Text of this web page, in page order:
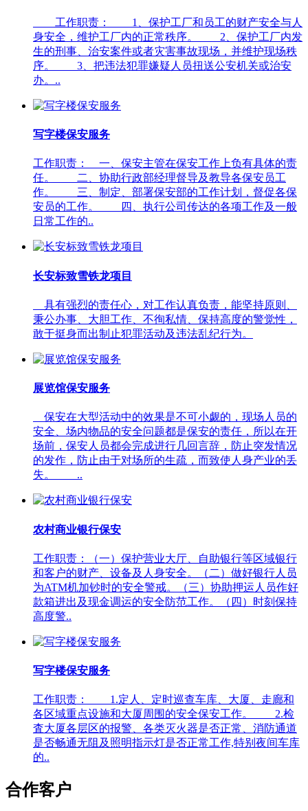
工作职责： 1、保护工厂和员工的财产安全与人
身安全，维护工厂内的正常秩序。 2、保护工厂内发
生的刑事、治安案件或者灾害事故现场，并维护现场秩
序。 3、把违法犯罪嫌疑人员扭送公安机关或治安
办。..
写字楼保安服务
工作职责： 一、保安主管在保安工作上负有具体的责
任。 二、协助行政部经理督导及教导各保安员工
作。 三、制定、部署保安部的工作计划，督促各保
安员的工作。 四、执行公司传达的各项工作及一般
日常工作的..
长安标致雪铁龙项目
具有强烈的责任心，对工作认真负责，能坚持原则、
秉公办事、大胆工作、不徇私情、保持高度的警觉性，
敢于挺身而出制止犯罪活动及违法乱纪行为。
展览馆保安服务
保安在大型活动中的效果是不可小觑的，现场人员的
安全、场内物品的安全问题都是保安的责任，所以在开
场前，保安人员都会完成进行几回言辞，防止突发情况
的发作，防止由于对场所的生疏，而致使人身产业的丢
失。 ..
农村商业银行保安
工作职责：（一）保护营业大厅、自助银行等区域银行
和客户的财产、设备及人身安全。（二）做好银行人员
为ATM机加钞时的安全警戒。（三）协助押运人员作好
款箱进出及现金调运的安全防范工作。（四）时刻保持
高度警..
写字楼保安服务
工作职责： 1.定人、定时巡查车库、大厦、走廊和
各区域重点设施和大厦周围的安全保安工作。 2.检
査大厦各层区的报警、各类灭火器是否正常、消防通道
是否畅通无阻及照明指示灯是否正常工作,特别夜间车库
的..
合作客户